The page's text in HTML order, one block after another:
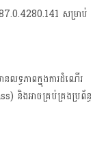
សម្រាប់
ទ្ធភាពក្នុងការដំណើរ
និងអាចគ្រប់គ្រងប្រព័ន្ធ